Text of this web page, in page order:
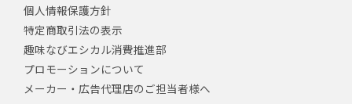
個人情報保護方針
特定商取引法の表示
趣味なびエシカル消費推進部
プロモーションについて
メーカー・広告代理店のご担当者様へ